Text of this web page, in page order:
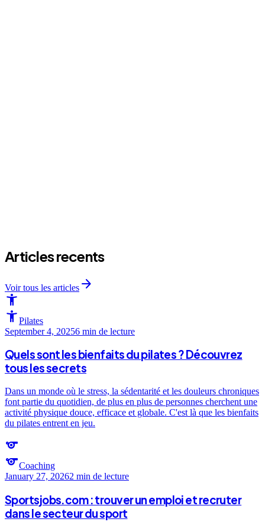
Articles recents
Voir tous les articles arrow_forward
accessibility_new
accessibility_newPilates
September 4, 20256 min de lecture
Quels sont les bienfaits du pilates ? Découvrez
tous les secrets
Dans un monde où le stress, la sédentarité et les douleurs chroniques
font partie du quotidien, de plus en plus de personnes cherchent une
activité physique douce, efficace et globale. C'est là que les bienfaits
du pilates entrent en jeu.
sports
sportsCoaching
January 27, 20262 min de lecture
Sportsjobs.com : trouver un emploi et recruter
dans le secteur du sport